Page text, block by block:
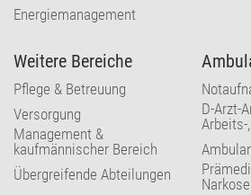
Energiemanagement
Weitere Bereiche
Pflege & Betreuung
Versorgung
Management &
kaufmännischer Bereich
Übergreifende Abteilungen
D-Arzt-
Arbeits-